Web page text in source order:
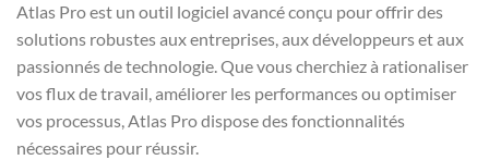
Atlas Pro est un outil logiciel avancé conçu pour offrir des
solutions robustes aux entreprises, aux développeurs et aux
passionnés de technologie. Que vous cherchiez à rationaliser
vos flux de travail, améliorer les performances ou optimiser
vos processus, Atlas Pro dispose des fonctionnalités
nécessaires pour réussir.